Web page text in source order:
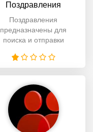
Поздравления
Поздравления
предназначены для
поиска и отправки
поздравлений на